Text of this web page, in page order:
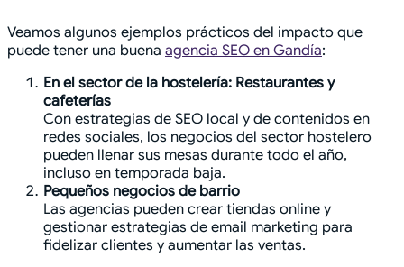
Veamos algunos ejemplos prácticos del impacto que
puede tener una buena agencia SEO en Gandía:
En el sector de la hostelería: Restaurantes y
cafeterías
Con estrategias de SEO local y de contenidos en
redes sociales, los negocios del sector hostelero
pueden llenar sus mesas durante todo el año,
incluso en temporada baja.
Pequeños negocios de barrio
Las agencias pueden crear tiendas online y
gestionar estrategias de email marketing para
fidelizar clientes y aumentar las ventas.